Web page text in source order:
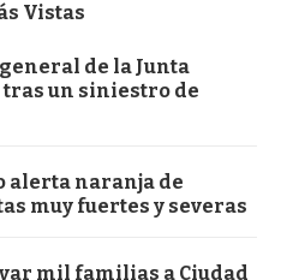
Vistas
de la Junta
un siniestro de
alerta naranja de
muy fuertes y severas
mil familias a Ciudad